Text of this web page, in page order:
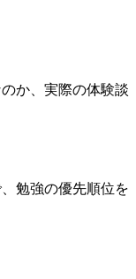
か、実際の体験談
勉強の優先順位を